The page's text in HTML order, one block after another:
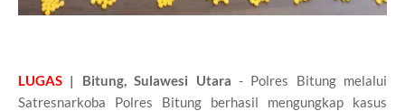
LUGAS | Bitung, Sulawesi Utara - Polres Bitung melalui
Satresnarkoba Polres Bitung berhasil mengungkap kasus